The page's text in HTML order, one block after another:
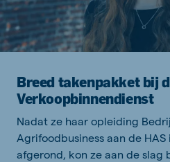
Breed takenpakket bij
Verkoopbinnendienst
Nadat ze haar opleiding
Agrifoodbusiness aan de HAS
afgerond, kon ze aan de slag